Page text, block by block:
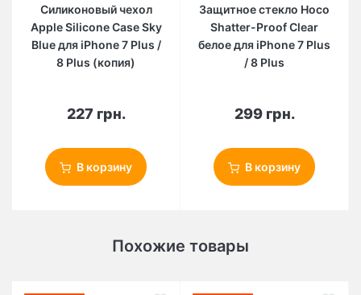
Силиконовый чехол
Apple Silicone Case Sky
Blue для iPhone 7 Plus /
8 Plus (копия)
227 грн.
В корзину
Защитное стекло Hoco
Shatter-Proof Clear
белое для iPhone 7 Plus
/ 8 Plus
299 грн.
В корзину
Похожие товары